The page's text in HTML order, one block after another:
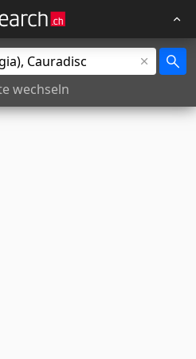
wechseln